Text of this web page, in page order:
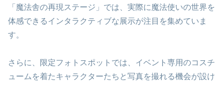
「魔法舎の再現ステージ」では、実際に魔法使いの世界を
体感できるインタラクティブな展示が注目を集めていま
す。
さらに、限定フォトスポットでは、イベント専用のコスチ
ュームを着たキャラクターたちと写真を撮れる機会が設け